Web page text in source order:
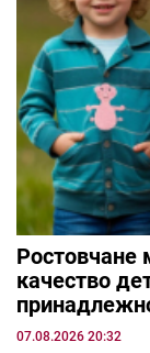
Ростовчане
качество
07.08.2026 20:32